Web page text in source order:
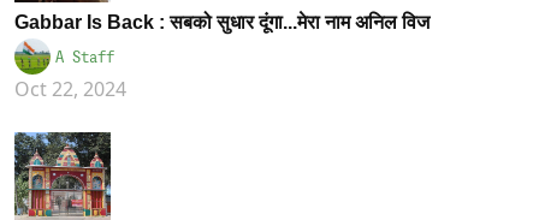
Gabbar Is Back : सबको सुधार दूंगा...मेरा नाम अनिल विज
A Staff
Oct 22, 2024